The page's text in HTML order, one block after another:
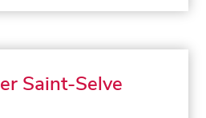
Saint-Selve